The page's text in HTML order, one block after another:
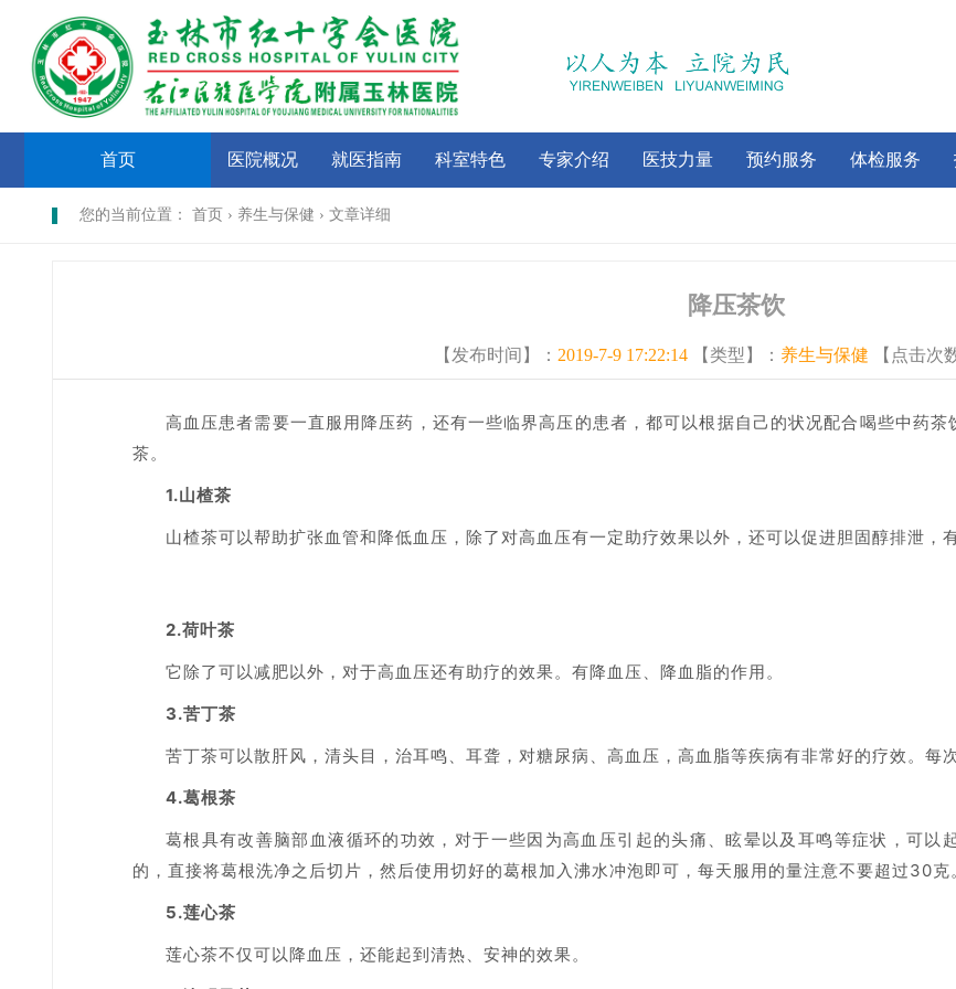
首页 医院概况 就医指南 科室特色 专家介绍 医技力量 预约服务 体检服务
您的当前位置： 首页 › 养生与保健 › 文章详细
降压茶饮
【发布时间】： 2019-7-9 17:22:14 【类型】： 养生与保健 【点击次
高血压患者需要一直服用降压药，还有一些临界高压的患者，都可以根据自己的状况配合喝些中药
茶。
1.山楂茶
山楂茶可以帮助扩张血管和降低血压，除了对高血压有一定助疗效果以外，还可以促进胆固醇排泄，
2.荷叶茶
它除了可以减肥以外，对于高血压还有助疗的效果。有降血压、降血脂的作用。
3.苦丁茶
苦丁茶可以散肝风，清头目，治耳鸣、耳聋，对糖尿病、高血压，高血脂等疾病有非常好的疗效。每
4.葛根茶
葛根具有改善脑部血液循环的功效，对于一些因为高血压引起的头痛、眩晕以及耳鸣等症状，可以
的，直接将葛根洗净之后切片，然后使用切好的葛根加入沸水冲泡即可，每天服用的量注意不要超过30克
5.莲心茶
莲心茶不仅可以降血压，还能起到清热、安神的效果。